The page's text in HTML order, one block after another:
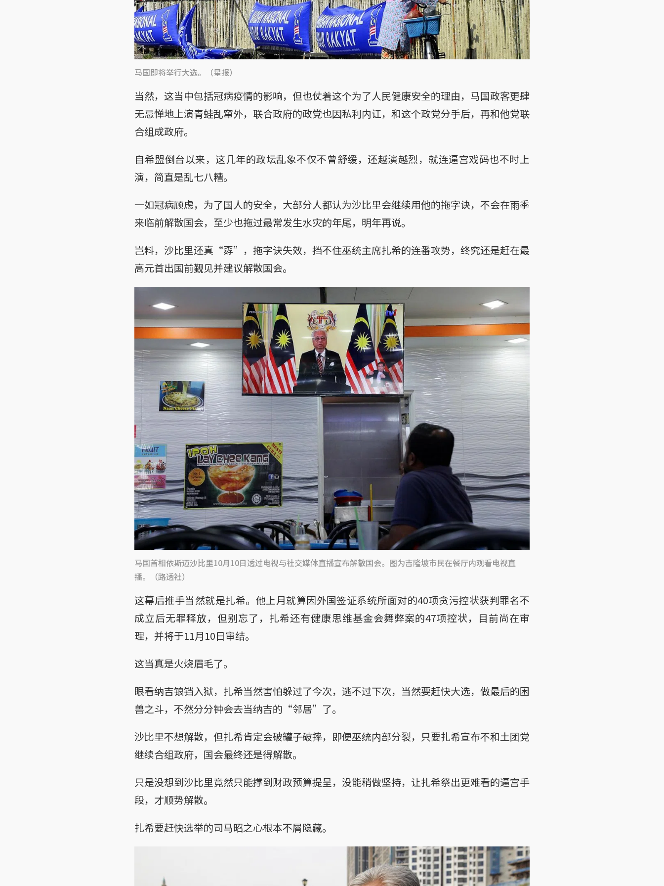
马国即将举行大选。（星报）
当然，这当中包括冠病疫情的影响，但也仗着这个为了人民健康安全的理由，马国政客更肆
无忌惮地上演青蛙乱窜外，联合政府的政党也因私利内讧，和这个政党分手后，再和他党联
合组成政府。
自希盟倒台以来，这几年的政坛乱象不仅不曾舒缓，还越演越烈，就连逼宫戏码也不时上
演，简直是乱七八糟。
一如冠病顾虑，为了国人的安全，大部分人都认为沙比里会继续用他的拖字诀，不会在雨季
来临前解散国会，至少也拖过最常发生水灾的年尾，明年再说。
岂料，沙比里还真“孬”，拖字诀失效，挡不住巫统主席扎希的连番攻势，终究还是赶在最
高元首出国前觐见并建议解散国会。
马国首相依斯迈沙比里10月10日透过电视与社交媒体直播宣布解散国会。图为吉隆坡市民在餐厅内观看电视直
播。（路透社）
这幕后推手当然就是扎希。他上月就算因外国签证系统所面对的40项贪污控状获判罪名不
成立后无罪释放，但别忘了，扎希还有健康思维基金会舞弊案的47项控状，目前尚在审
理，并将于11月10日审结。
这当真是火烧眉毛了。
眼看纳吉锒铛入狱，扎希当然害怕躲过了今次，逃不过下次，当然要赶快大选，做最后的困
兽之斗，不然分分钟会去当纳吉的“邻居”了。
沙比里不想解散，但扎希肯定会破罐子破摔，即便巫统内部分裂，只要扎希宣布不和土团党
继续合组政府，国会最终还是得解散。
只是没想到沙比里竟然只能撑到财政预算提呈，没能稍做坚持，让扎希祭出更难看的逼宫手
段，才顺势解散。
扎希要赶快选举的司马昭之心根本不屑隐藏。